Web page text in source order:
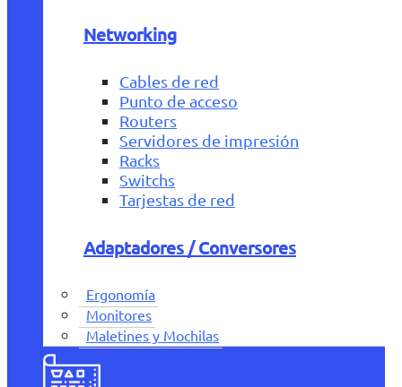
Networking
Cables de red
Punto de acceso
Routers
Servidores de impresión
Racks
Switchs
Tarjestas de red
Adaptadores / Conversores
Ergonomía
Monitores
Maletines y Mochilas